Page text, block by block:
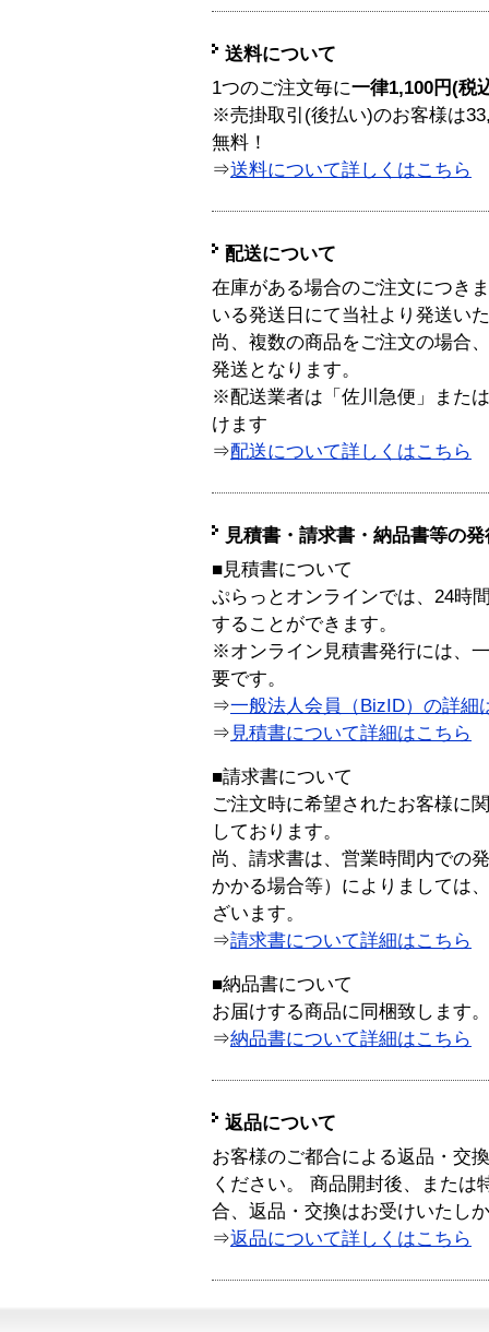
送料について
1つのご注文毎に一律1,100円(税
※売掛取引(後払い)のお客様は
無料！
⇒送料について詳しくはこちら
配送について
在庫がある場合のご注文につき
いる発送日にて当社より発送い
尚、複数の商品をご注文の場合
発送となります。
※配送業者は「佐川急便」また
けます
⇒配送について詳しくはこちら
見積書・請求書・納品書等の
■見積書について
ぷらっとオンラインでは、24時
することができます。
※オンライン見積書発行には、
要です。
⇒一般法人会員（BizID）の詳細
⇒ 見積書について詳細はこちら
■請求書について
ご注文時に希望されたお客様に
しております。
尚、請求書は、営業時間内での
かかる場合等）によりましては
ざいます。
⇒請求書について詳細はこちら
■納品書について
お届けする商品に同梱致します。
⇒納品書について詳細はこちら
返品について
お客様のご都合による返品・交
ください。 商品開封後、または
合、返品・交換はお受けいたし
⇒返品について詳しくはこちら